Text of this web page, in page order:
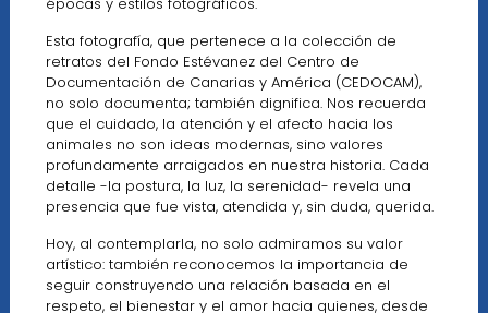
Esta fotografía, que pertenece a la colección de
retratos del Fondo Estévanez del Centro de
Documentación de Canarias y América (CEDOCAM),
no solo documenta; también dignifica. Nos recuerda
que el cuidado, la atención y el afecto hacia los
animales no son ideas modernas, sino valores
profundamente arraigados en nuestra historia. Cada
detalle -la postura, la luz, la serenidad- revela una
presencia que fue vista, atendida y, sin duda, querida.
Hoy, al contemplarla, no solo admiramos su valor
artístico: también reconocemos la importancia de
seguir construyendo una relación basada en el
respeto, el bienestar y el amor hacia quienes, desde